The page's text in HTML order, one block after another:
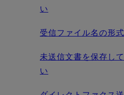
い
受信ファイル名の形
未送信文書を保存し
い